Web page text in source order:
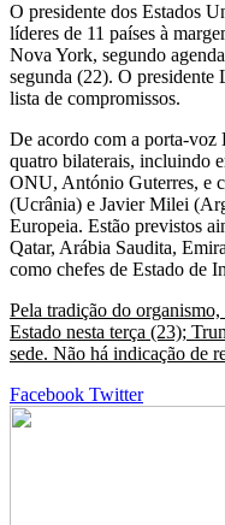
O presidente dos Estados
líderes de 11 países à
Nova York, segundo
segunda (22). O
lista de compromissos.
De acordo com a porta-
quatro bilaterais, incluindo
ONU, António Guterres, e
(Ucrânia) e Javier Milei
Europeia. Estão previstos
Qatar, Arábia Saudita,
como chefes de Estado de
Pela tradição do
Estado nesta terça (23);
sede. Não há indicação de
Facebook TwitterGoogle+
LinkedIn
Tumblr
Pinterest
Reddit
VKontakte
Share
Print